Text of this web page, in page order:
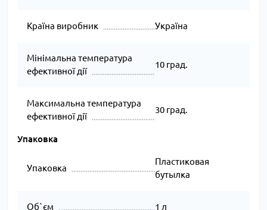
Країна виробник Україна
Мінімальна температура
ефективної дії
10 град.
Максимальна температура
ефективної дії
30 град.
Упаковка
Упаковка
Пластиковая
бутылка
Об`єм 1 л